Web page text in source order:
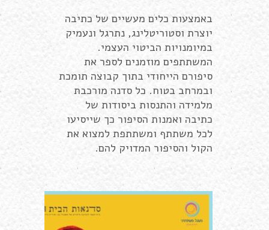
באמצעות כלים מעשיים של כתיבה
יוצרת וסטוריטלינג, נתרגל ונעמיק
במיומנויות הביטוי העצמי.
המשתתפים מוזמנים לספר את
סיפורם הייחודי בתוך קבוצה תומכת
ובמרחב בטוח. כל סדנה מורכבת
מלמידה והתנסות ביסודות של
כתיבה ואמנות הסיפור כך שייסיעו
לכל משתתף ומשתתפת למצוא את
הקול והסיפור המדויק להם.